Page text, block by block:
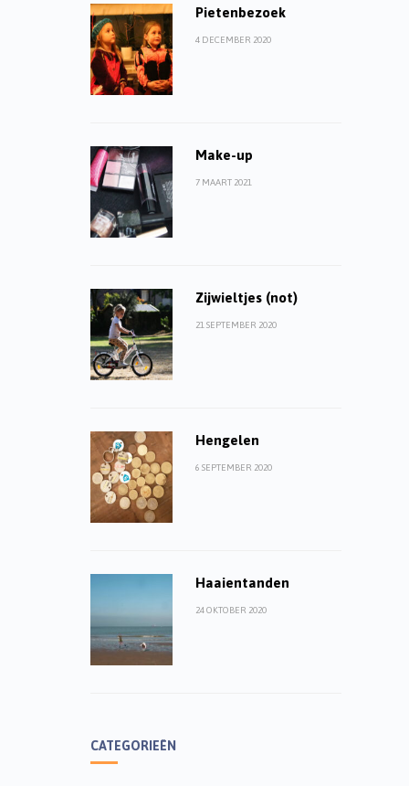
Pietenbezoek
4 DECEMBER 2020
Make-up
7 MAART 2021
Zijwieltjes (not)
21 SEPTEMBER 2020
Hengelen
6 SEPTEMBER 2020
Haaientanden
24 OKTOBER 2020
CATEGORIEËN